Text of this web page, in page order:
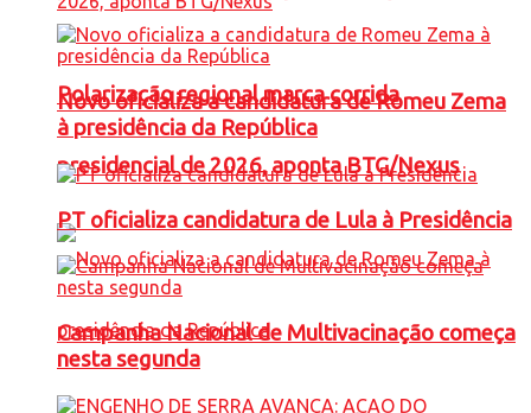
Polarização regional marca corrida
presidencial de 2026, aponta BTG/Nexus
Novo oficializa a candidatura de Romeu Zema
à presidência da República
PT oficializa candidatura de Lula à Presidência
Campanha Nacional de Multivacinação começa
nesta segunda